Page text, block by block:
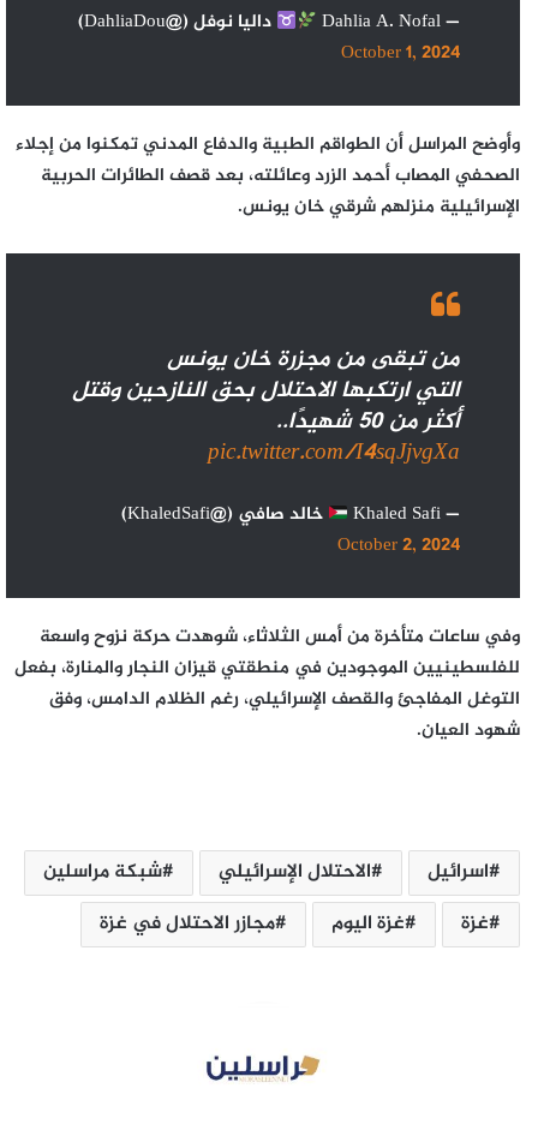
— Dahlia A. Nofal
‏داليا نوفل (@DahliaDou)
October 1, 2024
وأوضح المراسل أن الطواقم الطبية والدفاع المدني تمكنوا من إجلاء
الصحفي المصاب أحمد الزرد وعائلته، بعد قصف الطائرات الحربية
الإسرائيلية منزلهم شرقي خان يونس.
من تبقى من مجزرة خان يونس
التي ارتكبها الاحتلال بحق النازحين وقتل
أكثر من 50 شهيدًا..
pic.twitter.com/I4sqJjvgXa
— Khaled Safi
خالد صافي (@KhaledSafi)
October 2, 2024
وفي ساعات متأخرة من أمس الثلاثاء، شوهدت حركة نزوح واسعة
للفلسطينيين الموجودين في منطقتي قيزان النجار والمنارة، بفعل
التوغل المفاجئ والقصف الإسرائيلي، رغم الظلام الدامس، وفق
شهود العيان.
اسرائيل الاحتلال الإسرائيلي
شبكة مراسلين
غزة
غزة اليوم مجازر الاحتلال في غزة